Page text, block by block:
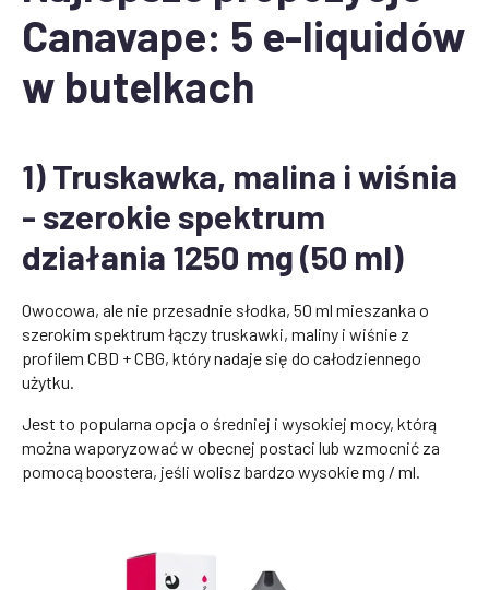
Canavape: 5 e-liquidów
w butelkach
1) Truskawka, malina i wiśnia
- szerokie spektrum
działania 1250 mg (50 ml)
Owocowa, ale nie przesadnie słodka, 50 ml mieszanka o
szerokim spektrum łączy truskawki, maliny i wiśnie z
profilem CBD + CBG, który nadaje się do całodziennego
użytku.
Jest to popularna opcja o średniej i wysokiej mocy, którą
można waporyzować w obecnej postaci lub wzmocnić za
pomocą boostera, jeśli wolisz bardzo wysokie mg / ml.